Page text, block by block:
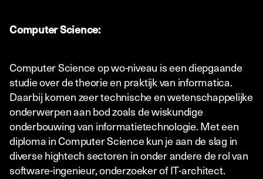
Computer Science:
Computer Science op wo-niveau is een diepgaande
studie over de theorie en praktijk van informatica.
Daarbij komen zeer technische en wetenschappelijke
onderwerpen aan bod zoals de wiskundige
onderbouwing van informatietechnologie. Met een
diploma in Computer Science kun je aan de slag in
diverse hightech sectoren in onder andere de rol van
software-ingenieur, onderzoeker of IT-architect.